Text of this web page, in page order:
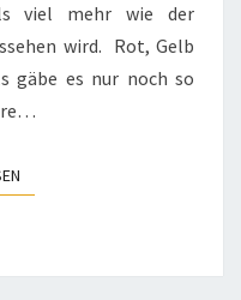
viel mehr wie der
wird. Rot, Gelb
gäbe es nur noch so
WEITERLESEN